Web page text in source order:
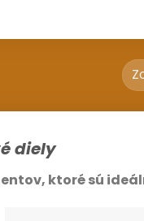
diely
ktoré sú